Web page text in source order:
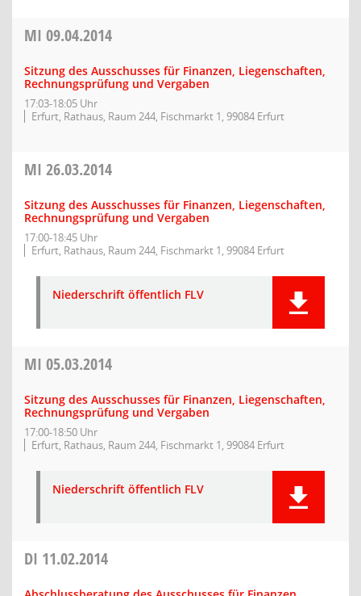
MI 09.04.2014
Sitzung des Ausschusses für Finanzen, Liegenschaften,
Rechnungsprüfung und Vergaben
17:03-18:05 Uhr
Erfurt, Rathaus, Raum 244, Fischmarkt 1, 99084 Erfurt
MI 26.03.2014
Sitzung des Ausschusses für Finanzen, Liegenschaften,
Rechnungsprüfung und Vergaben
17:00-18:45 Uhr
Erfurt, Rathaus, Raum 244, Fischmarkt 1, 99084 Erfurt
Niederschrift öffentlich FLV
MI 05.03.2014
Sitzung des Ausschusses für Finanzen, Liegenschaften,
Rechnungsprüfung und Vergaben
17:00-18:50 Uhr
Erfurt, Rathaus, Raum 244, Fischmarkt 1, 99084 Erfurt
Niederschrift öffentlich FLV
DI 11.02.2014